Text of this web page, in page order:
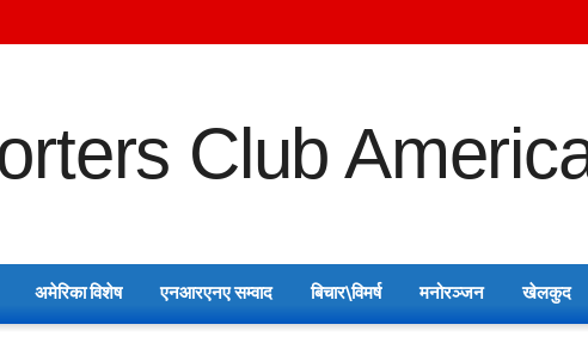
अमेरिका विशेष एनआरएनए सम्वाद बिचार\विमर्ष मनोरञ्जन खेलकुद